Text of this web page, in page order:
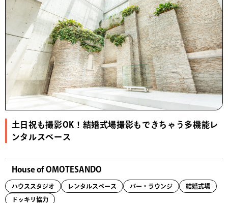
土日祝も撮影OK！結婚式場撮影もできちゃう多機能レ
ンタルスペース
House of OMOTESANDO
ハウススタジオ レンタルスペース バー・ラウンジ 結婚式場
ドッキリ協力